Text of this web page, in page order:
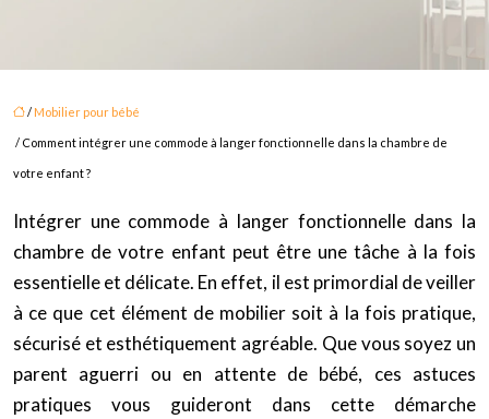
/ Mobilier pour bébé
/ Comment intégrer une commode à langer fonctionnelle dans la chambre de
votre enfant ?
Intégrer une commode à langer fonctionnelle dans la
chambre de votre enfant peut être une tâche à la fois
essentielle et délicate. En effet, il est primordial de veiller
à ce que cet élément de mobilier soit à la fois pratique,
sécurisé et esthétiquement agréable. Que vous soyez un
parent aguerri ou en attente de bébé, ces astuces
pratiques vous guideront dans cette démarche